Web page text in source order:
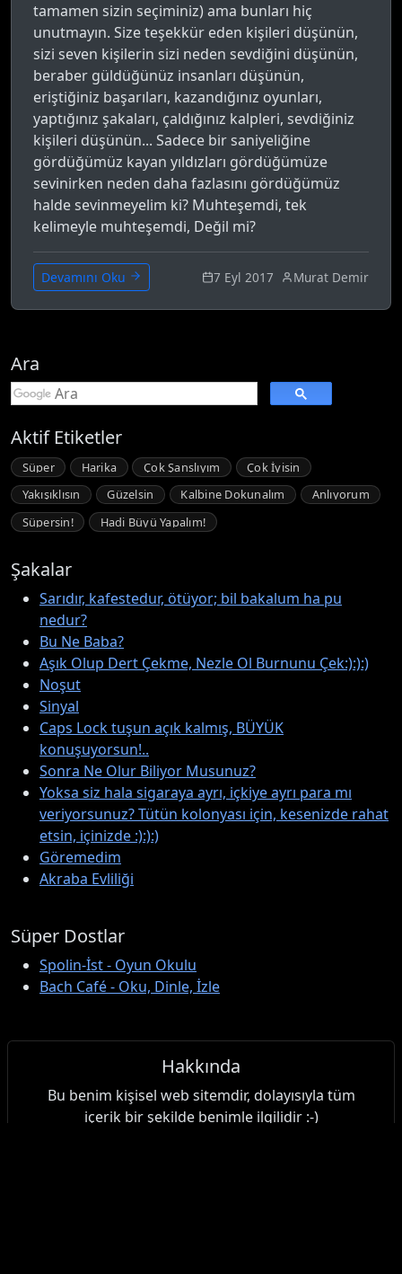
tamamen sizin seçiminiz) ama bunları hiç
unutmayın. Size teşekkür eden kişileri düşünün,
sizi seven kişilerin sizi neden sevdiğini düşünün,
beraber güldüğünüz insanları düşünün,
eriştiğiniz başarıları, kazandığınız oyunları,
yaptığınız şakaları, çaldığınız kalpleri, sevdiğiniz
kişileri düşünün... Sadece bir saniyeliğine
gördüğümüz kayan yıldızları gördüğümüze
sevinirken neden daha fazlasını gördüğümüz
halde sevinmeyelim ki? Muhteşemdi, tek
kelimeyle muhteşemdi, Değil mi?
Devamını Oku 7 Eyl 2017 Murat Demir
Ara
Aktif Etiketler
Süper Harika Çok Şanslıyım
Çok İyisin
Yakışıklısın
Güzelsin Kalbine Dokunalım
Anlıyorum
Süpersin!
Hadi Büyü Yapalım!
Şakalar
Sarıdır, kafestedur, ötüyor; bil bakalum ha pu
nedur?
Bu Ne Baba?
Aşık Olup Dert Çekme, Nezle Ol Burnunu Çek:):):)
Noşut
Sinyal
Caps Lock tuşun açık kalmış, BÜYÜK
konuşuyorsun!..
Sonra Ne Olur Biliyor Musunuz?
Yoksa siz hala sigaraya ayrı, içkiye ayrı para mı
veriyorsunuz? Tütün kolonyası için, kesenizde rahat
etsin, içinizde :):):)
Göremedim
Akraba Evliliği
Süper Dostlar
Spolin-İst - Oyun Okulu
Bach Café - Oku, Dinle, İzle
Hakkında
Bu benim kişisel web sitemdir, dolayısıyla tüm
içerik bir şekilde benimle ilgilidir :-)